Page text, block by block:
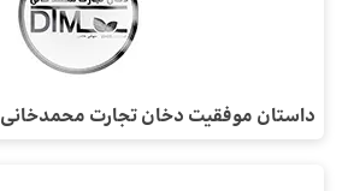
داستان موفقیت دخان تجارت محمدخانی